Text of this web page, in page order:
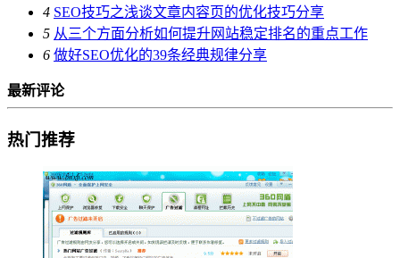
4 SEO技巧之浅谈文章内容页的优化技巧分享
5 从三个方面分析如何提升网站稳定排名的重点工作
6 做好SEO优化的39条经典规律分享
最新评论
热门推荐